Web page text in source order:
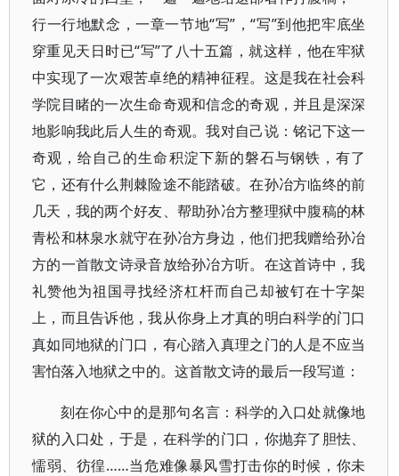
行一行地默念，一章一节地“写”，“写”到他把牢底坐
穿重见天日时已“写”了八十五篇，就这样，他在牢狱
中实现了一次艰苦卓绝的精神征程。这是我在社会科
学院目睹的一次生命奇观和信念的奇观，并且是深深
地影响我此后人生的奇观。我对自己说：铭记下这一
奇观，给自己的生命积淀下新的磐石与钢铁，有了
它，还有什么荆棘险途不能踏破。在孙冶方临终的前
几天，我的两个好友、帮助孙冶方整理狱中腹稿的林
青松和林泉水就守在孙冶方身边，他们把我赠给孙冶
方的一首散文诗录音放给孙冶方听。在这首诗中，我
礼赞他为祖国寻找经济杠杆而自己却被钉在十字架
上，而且告诉他，我从你身上才真的明白科学的门口
真如同地狱的门口，有心踏入真理之门的人是不应当
害怕落入地狱之中的。这首散文诗的最后一段写道：
刻在你心中的是那句名言：科学的入口处就像地
狱的入口处，于是，在科学的门口，你抛弃了胆怯、
懦弱、彷徨……当危难像暴风雪打击你的时候，你未